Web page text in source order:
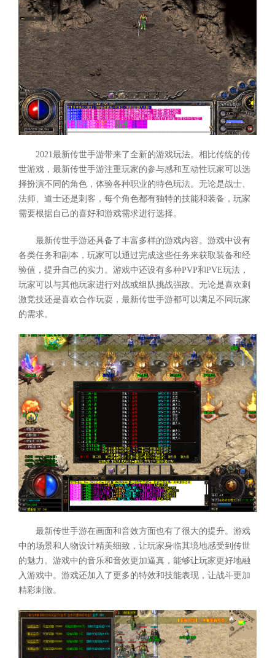
2021最新传世手游带来了全新的游戏玩法。相比传统的传
世游戏，最新传世手游注重玩家的参与感和互动性玩家可以选
择扮演不同的角色，体验各种职业的特色玩法。无论是战士、
法师、道士还是刺客，每个角色都有独特的技能和装备，玩家
需要根据自己的喜好和游戏需求进行选择。
最新传世手游还具备了丰富多样的游戏内容。游戏中设有
各类任务和副本，玩家可以通过完成这些任务来获取装备和经
验值，提升自己的实力。游戏中还设有多种PVP和PVE玩法，
玩家可以与其他玩家进行对战或组队挑战强敌。无论是喜欢刺
激竞技还是喜欢合作玩耍，最新传世手游都可以满足不同玩家
的需求。
最新传世手游在画面和音效方面也有了很大的提升。游戏
中的场景和人物设计精美细致，让玩家身临其境地感受到传世
的魅力。游戏中的音乐和音效更加逼真，能够让玩家更好地融
入游戏中。游戏还加入了更多的特效和技能表现，让战斗更加
精彩刺激。